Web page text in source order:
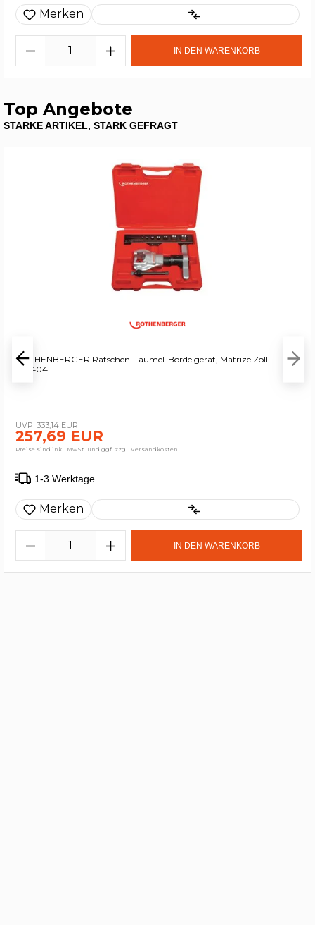
Merken
IN DEN WARENKORB
Top Angebote
STARKE ARTIKEL, STARK GEFRAGT
ROTHENBERGER Ratschen-Taumel-Bördelgerät, Matrize Zoll -
222404
333,14 EUR
257,69 EUR
Preise sind inkl. MwSt. und ggf. zzgl. Versandkosten
1-3 Werktage
Merken
IN DEN WARENKORB